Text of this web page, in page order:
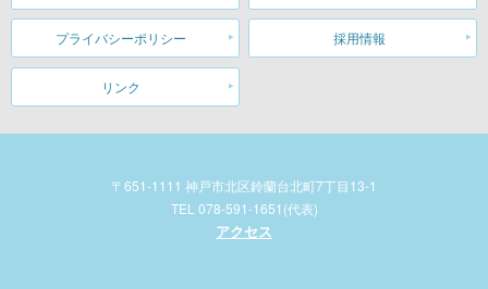
プライバシーポリシー 採用情報
リンク
〒651-1111 神戸市北区鈴蘭台北町7丁目13-1
TEL 078-591-1651(代表)
アクセス